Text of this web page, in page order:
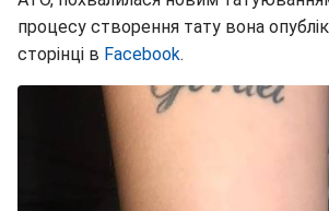
процесу створення тату вона
сторінці в Facebook.